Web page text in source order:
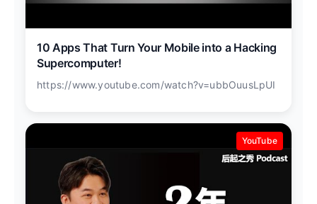
10 Apps That Turn Your Mobile into a Hacking
Supercomputer!
https://www.youtube.com/watch?v=ubbOuusLpUI
YouTube